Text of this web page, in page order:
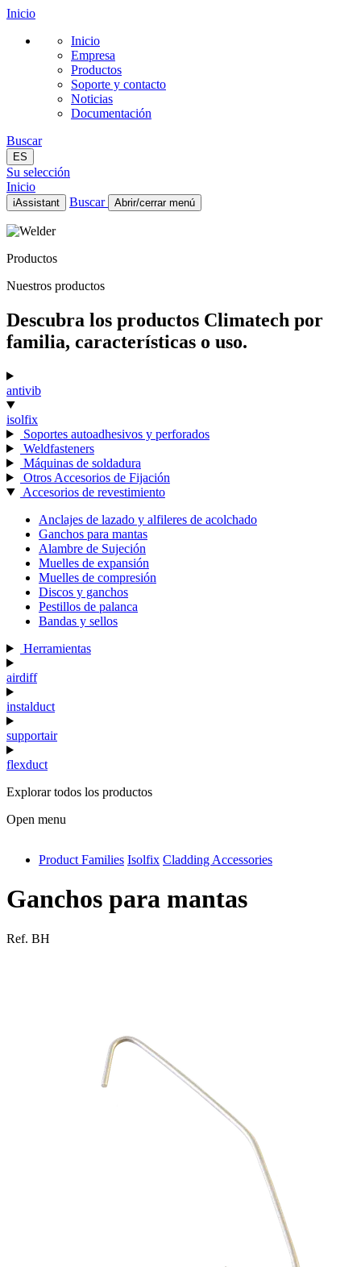
Inicio
Inicio
Empresa
Productos
Soporte y contacto
Noticias
Documentación
Buscar
ES
Su selección
Inicio
iAssistant Buscar Abrir/cerrar menú
Inicio
Productos
Noticias
ES
Productos
Nuestros productos
Descubra los productos Climatech por
familia, características o uso.
antivib
isolfix
Soportes autoadhesivos y perforados
Weldfasteners
Máquinas de soldadura
Otros Accesorios de Fijación
Accesorios de revestimiento
Anclajes de lazado y alfileres de acolchado
Ganchos para mantas
Alambre de Sujeción
Muelles de expansión
Muelles de compresión
Discos y ganchos
Pestillos de palanca
Bandas y sellos
Herramientas
airdiff
instalduct
supportair
flexduct
Explorar todos los productos
Open menu
antivib
isolfix
Product Families Isolfix Cladding Accessories
Ganchos para mantas
Ref. BH